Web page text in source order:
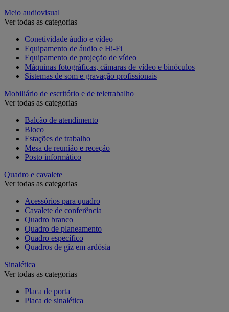
Meio audiovisual
Ver todas as categorias
Conetividade áudio e vídeo
Equipamento de áudio e Hi-Fi
Equipamento de projeção de vídeo
Máquinas fotográficas, câmaras de vídeo e binóculos
Sistemas de som e gravação profissionais
Mobiliário de escritório e de teletrabalho
Ver todas as categorias
Balcão de atendimento
Bloco
Estações de trabalho
Mesa de reunião e receção
Posto informático
Quadro e cavalete
Ver todas as categorias
Acessórios para quadro
Cavalete de conferência
Quadro branco
Quadro de planeamento
Quadro específico
Quadros de giz em ardósia
Sinalética
Ver todas as categorias
Placa de porta
Placa de sinalética